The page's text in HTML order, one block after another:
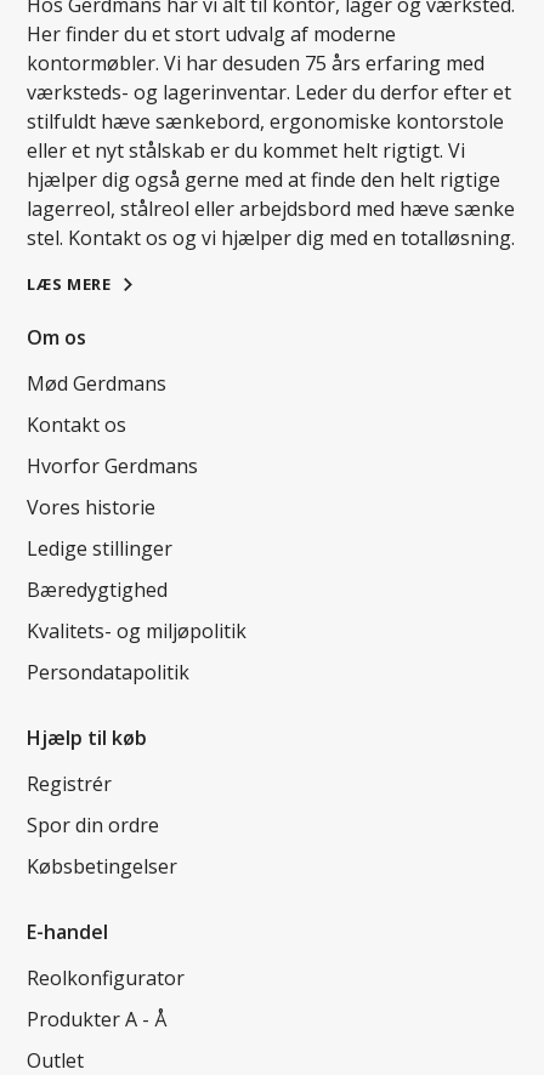
Her finder du et stort udvalg af moderne
kontormøbler. Vi har desuden 75 års erfaring med
værksteds- og lagerinventar. Leder du derfor efter et
stilfuldt hæve sænkebord, ergonomiske kontorstole
eller et nyt stålskab er du kommet helt rigtigt. Vi
hjælper dig også gerne med at finde den helt rigtige
lagerreol, stålreol eller arbejdsbord med hæve sænke
stel. Kontakt os og vi hjælper dig med en totalløsning.
LÆS MERE
Om os
Mød Gerdmans
Kontakt os
Hvorfor Gerdmans
Vores historie
Ledige stillinger
Bæredygtighed
Kvalitets- og miljøpolitik
Persondatapolitik
Hjælp til køb
Registrér
Spor din ordre
Købsbetingelser
E-handel
Reolkonfigurator
Produkter A - Å
Outlet